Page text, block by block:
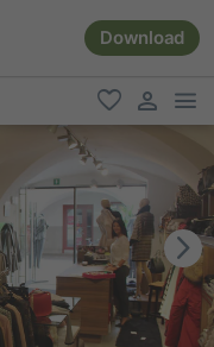
Download
favoriti
user link